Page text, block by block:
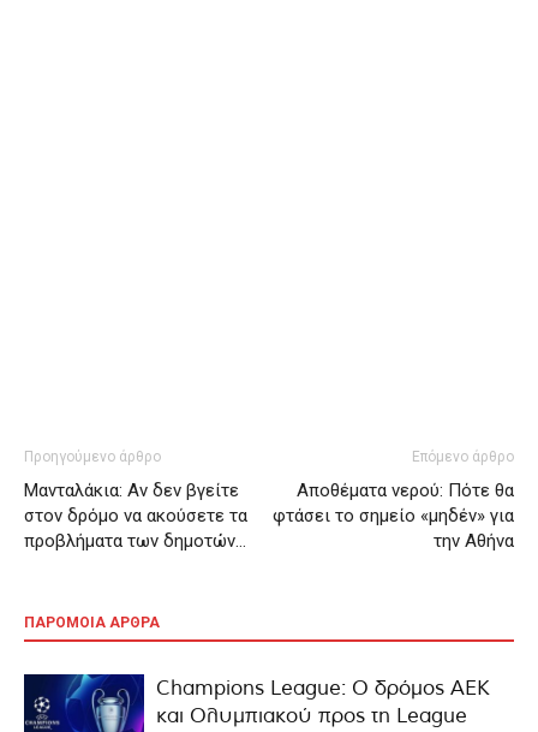
Προηγούμενο άρθρο
Μανταλάκια: Αν δεν βγείτε
στον δρόμο να ακούσετε τα
προβλήματα των δημοτών…
Επόμενο άρθρο
Αποθέματα νερού: Πότε θα
φτάσει το σημείο «μηδέν» για
την Αθήνα
ΠΑΡΟΜΟΙΑ ΑΡΘΡΑ
Champions League: Ο δρόμος ΑΕΚ
και Ολυμπιακού προς τη League